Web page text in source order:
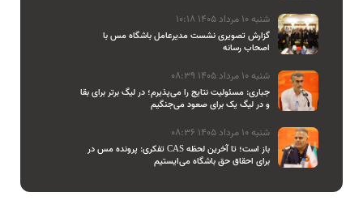
شنبه 10 مرداد 1405 10:18
گزارش تصویری نشست مدیرعامل باشگاه مس با
اصحاب رسانه
شنبه 10 مرداد 1405 08:39
جباری: مسئولیت نتایج را می‌پذیرم؛ در لیگ برتر برای بقا
و در لیگ یک برای صعود می‌جنگیم
شنبه 10 مرداد 1405 08:36
تفکری: پرونده مس در CAS باز است؛ تا آخرین لحظه
برای احقاق حق باشگاه می‌ایستیم